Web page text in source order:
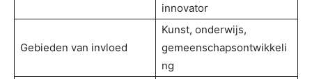
innovator
Gebieden van invloed
Kunst, onderwijs,
gemeenschapsontwikkeli
ng